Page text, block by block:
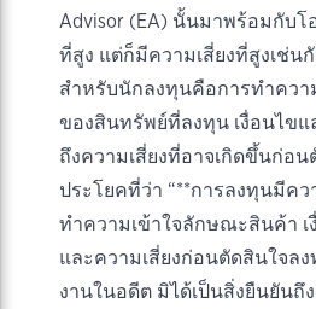
Advisor (EA) นั้นมาพร้อมกับโ
ที่สูง แต่ก็มีความเสี่ยงที่สูงเช่
สำหรับนักลงทุนคือการทำควา
ของสินทรัพย์ที่ลงทุน เงื่อนไข
ถึงความเสี่ยงที่อาจเกิดขึ้นก่อ
ประโยคที่ว่า “**การลงทุนมีคว
ทำความเข้าใจลักษณะสินค้า
และความเสี่ยงก่อนตัดสินใจล
งานในอดีต มิได้เป็นสิ่งยืนยันถึ